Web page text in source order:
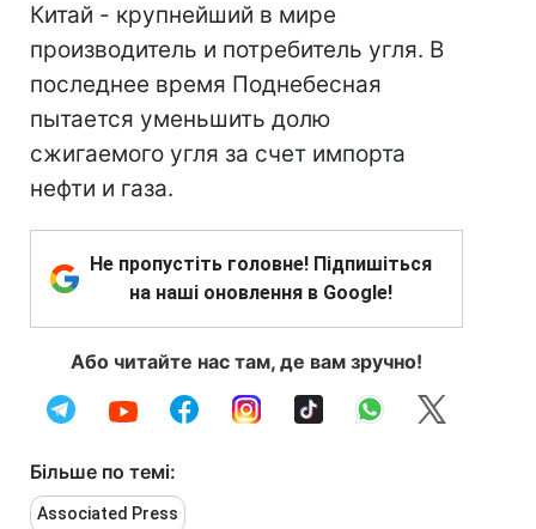
Китай - крупнейший в мире
производитель и потребитель угля. В
последнее время Поднебесная
пытается уменьшить долю
сжигаемого угля за счет импорта
нефти и газа.
Не пропустіть головне! Підпишіться
на наші оновлення в Google!
Або читайте нас там, де вам зручно!
Більше по темі:
Associated Press